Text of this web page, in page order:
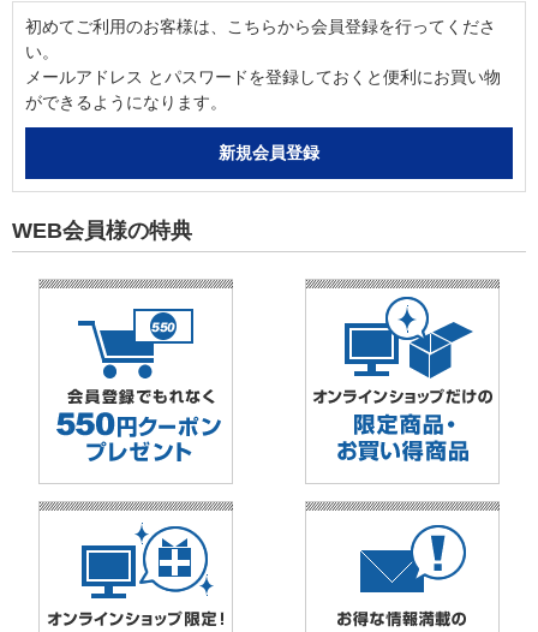
初めてご利用のお客様は、こちらから会員登録を行ってくださ
い。
メールアドレス とパスワードを登録しておくと便利にお買い物
ができるようになります。
WEB会員様の特典